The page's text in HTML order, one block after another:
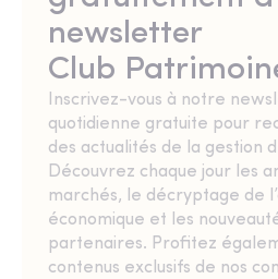
newsletter
Club
Inscrivez-vous à notre
quotidienne gratuite pour
des actualités de la gestion
Découvrez chaque jour les
marchés, le décryptage de
économique et les
partenaires. Profitez
contenus exclusifs de nos